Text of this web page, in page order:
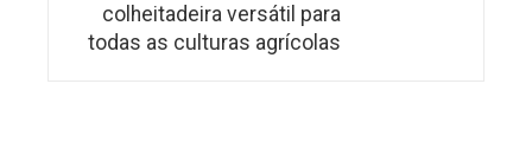
colheitadeira versátil para
todas as culturas agrícolas